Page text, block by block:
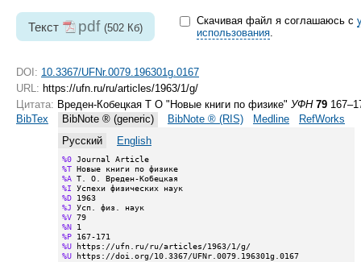
Текст pdf (502 Кб)
Скачивая файл я соглашаюсь с
использования.
DOI: 10.3367/UFNr.0079.196301g.0167
URL: https://ufn.ru/ru/articles/1963/1/g/
Цитата: Вреден-Кобецкая Т О "Новые книги по физике" УФН 79
BibTex
BibNote ® (generic) BibNote ® (RIS) Medline
RefWorks
Русский
English
%0
%T
%A
%I
%D
%J
%V
%N
%P
%U
%U https://doi.org/10.3367/UFNr.0079.196301g.0167